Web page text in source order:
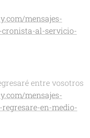
mensajes-
cronista-al-servicio-
entre vosotros
mensajes-
en-medio-